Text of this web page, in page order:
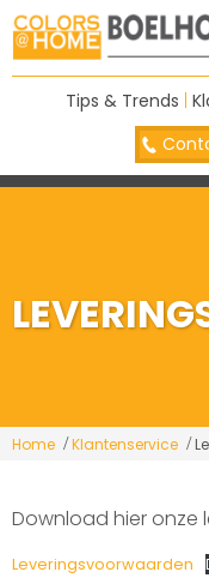
Tips & Trends |
Home Klantenservice
Download hier onze
Leveringsvoorwaarden